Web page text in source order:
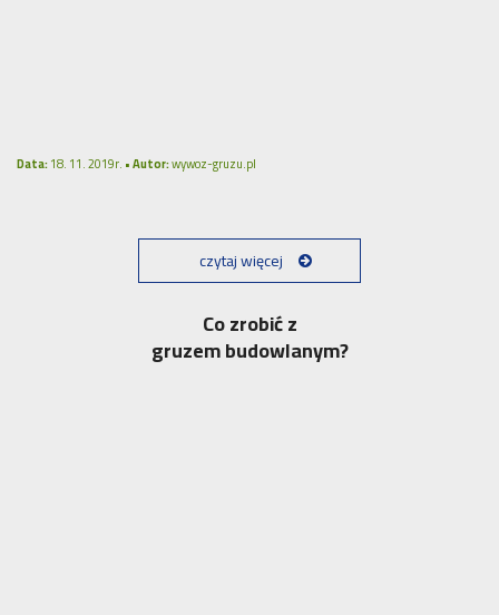
Data:18. 11. 2019r. •Autor:wywoz-gruzu.pl
czytaj więcej
Co zrobić z
gruzem budowlanym?